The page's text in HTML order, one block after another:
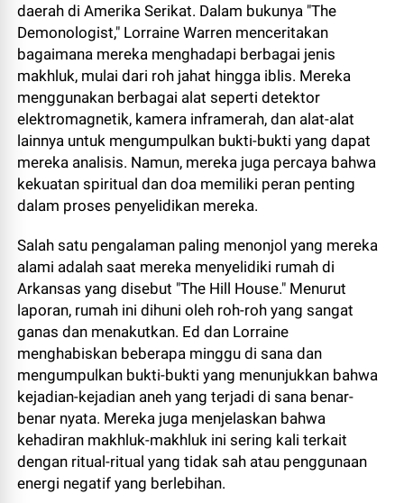
daerah di Amerika Serikat. Dalam bukunya "The
Demonologist," Lorraine Warren menceritakan
bagaimana mereka menghadapi berbagai jenis
makhluk, mulai dari roh jahat hingga iblis. Mereka
menggunakan berbagai alat seperti detektor
elektromagnetik, kamera inframerah, dan alat-alat
lainnya untuk mengumpulkan bukti-bukti yang dapat
mereka analisis. Namun, mereka juga percaya bahwa
kekuatan spiritual dan doa memiliki peran penting
dalam proses penyelidikan mereka.
Salah satu pengalaman paling menonjol yang mereka
alami adalah saat mereka menyelidiki rumah di
Arkansas yang disebut "The Hill House." Menurut
laporan, rumah ini dihuni oleh roh-roh yang sangat
ganas dan menakutkan. Ed dan Lorraine
menghabiskan beberapa minggu di sana dan
mengumpulkan bukti-bukti yang menunjukkan bahwa
kejadian-kejadian aneh yang terjadi di sana benar-
benar nyata. Mereka juga menjelaskan bahwa
kehadiran makhluk-makhluk ini sering kali terkait
dengan ritual-ritual yang tidak sah atau penggunaan
energi negatif yang berlebihan.